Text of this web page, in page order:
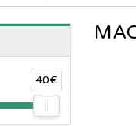
40€